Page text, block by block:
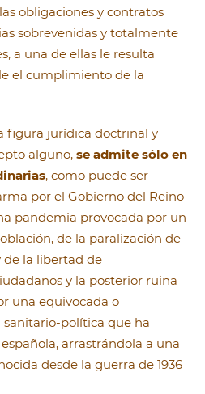
obligaciones y contratos
sobrevenidas y totalmente
a una de ellas le resulta
el cumplimiento de la
figura jurídica doctrinal y
alguno, se admite sólo en
, como puede ser
por el Gobierno del Reino
pandemia provocada por un
de la paralización de
de la libertad de
y la posterior ruina
una equivocada o
política que ha
arrastrándola a una
desde la guerra de 1936